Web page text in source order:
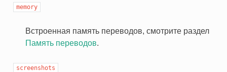
memory
Встроенная память переводов, смотрите раздел
Память переводов.
screenshots